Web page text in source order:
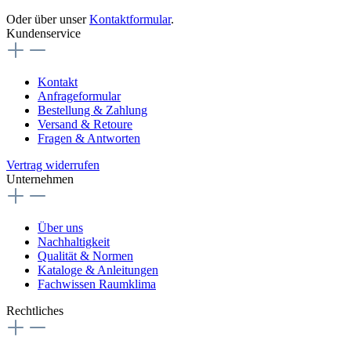
Oder über unserKontaktformular.
Kundenservice
Kontakt
Anfrageformular
Bestellung & Zahlung
Versand & Retoure
Fragen & Antworten
Vertrag widerrufen
Unternehmen
Über uns
Nachhaltigkeit
Qualität & Normen
Kataloge & Anleitungen
Fachwissen Raumklima
Rechtliches